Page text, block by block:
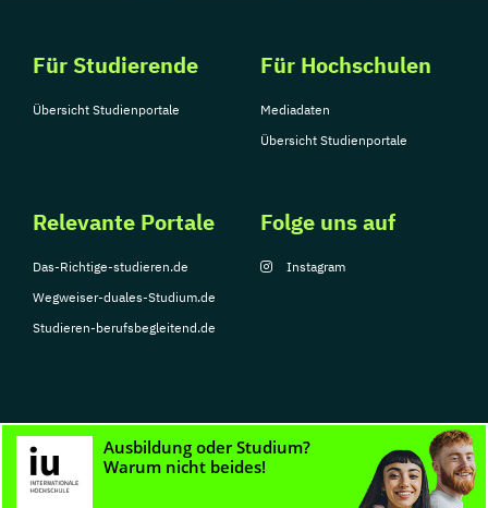
Für Studierende
Übersicht Studienportale
Für Hochschulen
Mediadaten
Übersicht Studienportale
Relevante Portale
Das-Richtige-studieren.de
Wegweiser-duales-Studium.de
Studieren-berufsbegleitend.de
Folge uns auf
Instagram
© Copyright 2026, TarGroup Media GmbH
Nutzungsbedingungen